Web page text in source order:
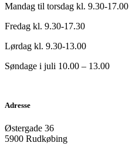
Mandag til torsdag kl. 9.30-17.00
Fredag kl. 9.30-17.30
Lørdag kl. 9.30-13.00
Søndage i juli 10.00 – 13.00
Adresse
Østergade 36
5900 Rudkøbing